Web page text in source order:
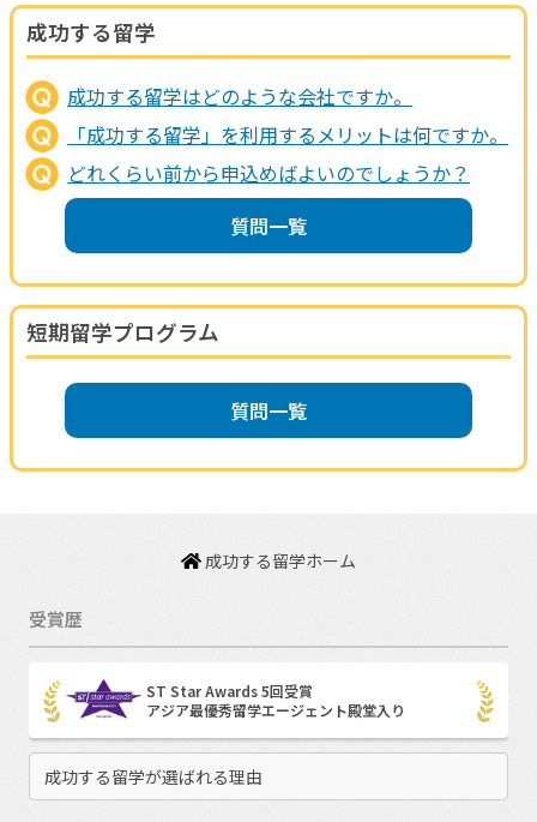
成功する留学
成功する留学はどのような会社ですか。
「成功する留学」を利用するメリットは何ですか。
どれくらい前から申込めばよいのでしょうか？
質問一覧
短期留学プログラム
質問一覧
成功する留学ホーム
受賞歴
ST Star Awards 5回受賞
アジア最優秀留学エージェント殿堂入り
成功する留学が選ばれる理由